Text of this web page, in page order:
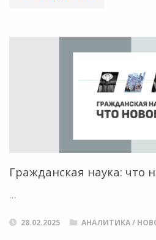
Гражданская наука: что
…
28.02.2025 АНАЛИТИКА/